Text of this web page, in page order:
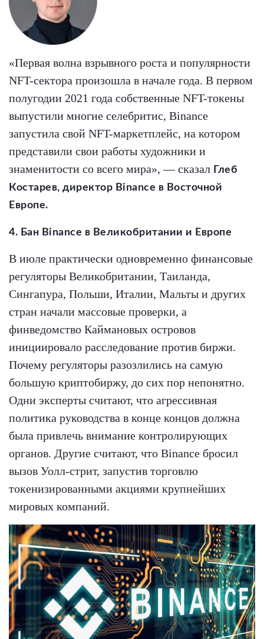
«Первая волна взрывного роста и популярности
NFT-сектора произошла в начале года. В первом
полугодии 2021 года собственные NFT-токены
выпустили многие селебритис, Binance
запустила свой NFT-маркетплейс, на котором
представили свои работы художники и
знаменитости со всего мира», — сказал Глеб
Костарев, директор Binance в Восточной
Европе.
4. Бан Binance в Великобритании и Европе
В июле практически одновременно финансовые
регуляторы Великобритании, Таиланда,
Сингапура, Польши, Италии, Мальты и других
стран начали массовые проверки, а
финведомство Каймановых островов
инициировало расследование против биржи.
Почему регуляторы разозлились на самую
большую криптобиржу, до сих пор непонятно.
Одни эксперты считают, что агрессивная
политика руководства в конце концов должна
была привлечь внимание контролирующих
органов. Другие считают, что Binance бросил
вызов Уолл-стрит, запустив торговлю
токенизированными акциями крупнейших
мировых компаний.